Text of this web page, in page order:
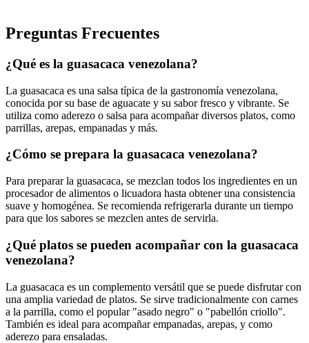
Preguntas Frecuentes
¿Qué es la guasacaca venezolana?
La guasacaca es una salsa típica de la gastronomía venezolana,
conocida por su base de aguacate y su sabor fresco y vibrante. Se
utiliza como aderezo o salsa para acompañar diversos platos, como
parrillas, arepas, empanadas y más.
¿Cómo se prepara la guasacaca venezolana?
Para preparar la guasacaca, se mezclan todos los ingredientes en un
procesador de alimentos o licuadora hasta obtener una consistencia
suave y homogénea. Se recomienda refrigerarla durante un tiempo
para que los sabores se mezclen antes de servirla.
¿Qué platos se pueden acompañar con la guasacaca
venezolana?
La guasacaca es un complemento versátil que se puede disfrutar con
una amplia variedad de platos. Se sirve tradicionalmente con carnes
a la parrilla, como el popular "asado negro" o "pabellón criollo".
También es ideal para acompañar empanadas, arepas, y como
aderezo para ensaladas.